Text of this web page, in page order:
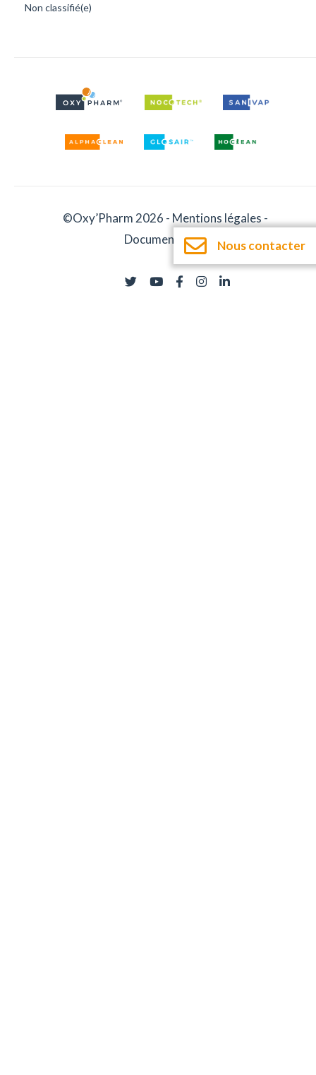
Non classifié(e)
©Oxy’Pharm 2026 - Mentions légales -
Documentation
Nous contacter